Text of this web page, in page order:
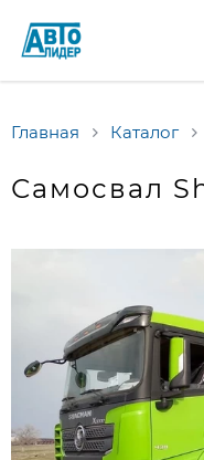
Главная Каталог
Самосвал